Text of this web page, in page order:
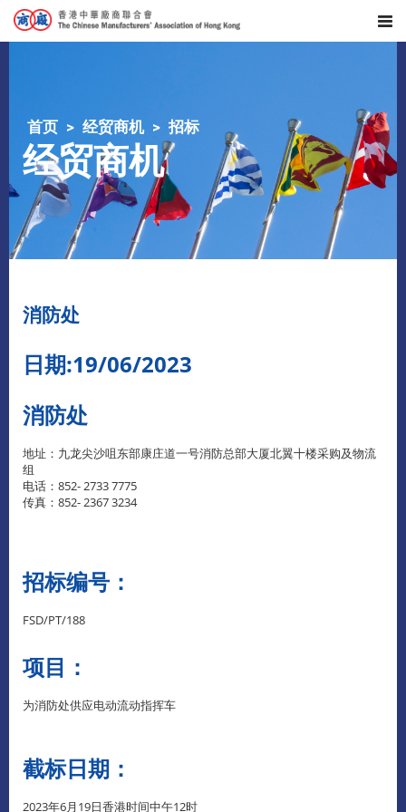
首页 经贸商机 招标
经贸商机
消防处
日期:19/06/2023
消防处
地址：九龙尖沙咀东部康庄道一号消防总部大厦北翼十楼采购及物流
组
电话：852- 2733 7775
传真：852- 2367 3234
招标编号：
FSD/PT/188
项目：
为消防处供应电动流动指挥车
截标日期：
2023年6月19日香港时间中午12时